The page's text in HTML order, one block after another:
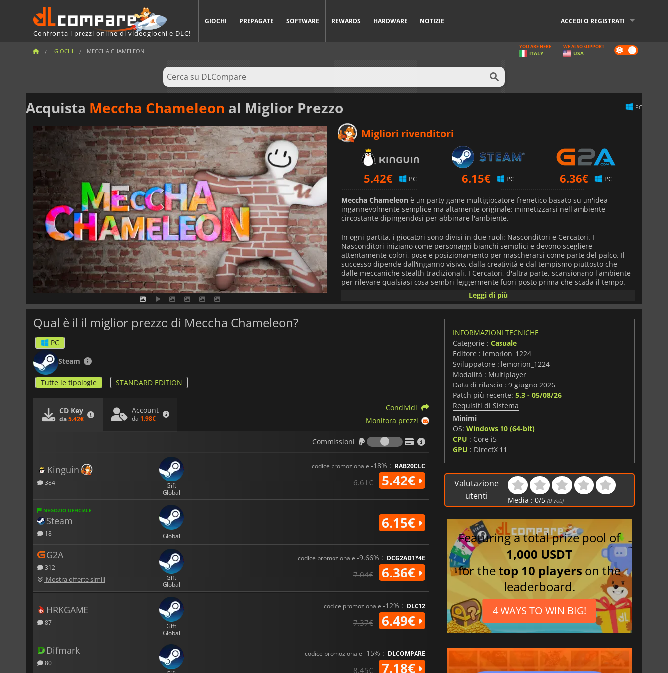
Confronta i prezzi online di videogiochi e DLC!
GIOCHI PREPAGATE SOFTWARE REWARDS HARDWARE NOTIZIE ACCEDI O REGISTRATI
GIOCHI MECCHA CHAMELEON Dark
mode
YOU ARE HERE
ITALY
WE ALSO SUPPORT
USA
Acquista Meccha Chameleon al Miglior Prezzo PC
Migliori rivenditori
5.42€ PC 6.15€ PC 6.36€ PC
Meccha Chameleon è un party game multigiocatore frenetico basato su un'idea
ingannevolmente semplice ma altamente originale: mimetizzarsi nell'ambiente
circostante dipingendosi per abbinare l'ambiente.
In ogni partita, i giocatori sono divisi in due ruoli: Nasconditori e Cercatori. I
Nasconditori iniziano come personaggi bianchi semplici e devono scegliere
attentamente colori, pose e posizionamento per mascherarsi come parte del palco. Il
successo dipende dall'inganno visivo, dalla creatività e dal tempismo piuttosto che
dalle meccaniche stealth tradizionali. I Cercatori, d'altra parte, scansionano l'ambiente
per rilevare qualsiasi cosa sembri leggermente fuori posto prima che scada il tempo.
enfatizza l'improvvisazione artistica come strategia di gioco. Non
esiste un modo corretto per nascondersi; i giocatori sperimentano costantemente
abbinamenti di colori, posizionamento del corpo e imitazione dell'ambiente, portando a
cui il fallimento è tanto divertente quanto il successo.
Il gioco supporta lobby multigiocatore online e matchmaking pubblico, rendendo facile
entrare in sessioni veloci con amici o sconosciuti. Il suo design lo rende anche
particolarmente adatto agli streamer, incoraggiando momenti emergenti che si
traducono bene nel gioco degli spettatori.
Visivamente, si basa su una presentazione pulita e stilizzata che mantiene gli ambienti
leggibili, pur consentendo alle tattiche di mimetizzazione intelligenti di risaltare. Le
partite sono brevi, rigiocabili e fortemente dipendenti dalla creatività dei giocatori, il
che ha contribuito a farle guadagnare una forte attrazione come moderno titolo indie.
Leggi di più
Qual è il il miglior prezzo di Meccha Chameleon?
PC
Steam
Tutte le tipologie STANDARD EDITION
CD Key
da5.42€
Account
da 1.98€
Condividi
Monitora prezzi
Commissioni
Commissioni
Kinguin
384
Gift
Global
codice promozionale -18% : RAB20DLC
6.61€ 5.42€
NEGOZIO UFFICIALE
Steam
18 Global
6.15€
G2A
312
Mostra offerte simili
Gift
Global
codice promozionale -9.66% : DCG2AD1Y4E
7.04€ 6.36€
HRKGAME
87
Gift
Global
codice promozionale -12% : DLC12
7.37€ 6.49€
Difmark
80
codice promozionale -15% : DLCOMPARE
8.45€ 7.18€
INFORMAZIONI TECNICHE
Categorie : Casuale
Editore : lemorion_1224
Sviluppatore : lemorion_1224
Modalità : Multiplayer
Data di rilascio : 9 giugno 2026
Patch più recente: 5.3 - 05/08/26
Requisiti di Sistema
Minimi
OS: Windows 10 (64-bit)
CPU : Core i5
GPU : DirectX 11
Valutazione
utenti
Media :0/5 (0 Voti)
Featuring a total prize pool of
1,000 USDT
for thetop 10 players on the
leaderboard.
4 WAYS TO WIN BIG!